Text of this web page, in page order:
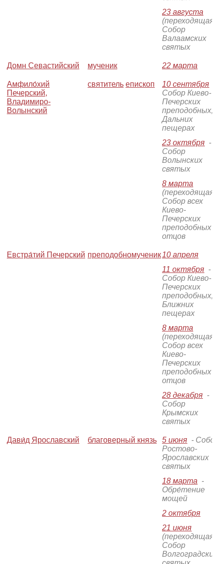
23 августа
(переходящая)
Собор
Валаамских
святых
Домн Севастийский мученик 22 марта
Амфило́хий
Печерский,
Владимиро-
Волынский
святитель епископ 10 сентября
Собор Киево-
Печерских
преподобных,
Дальних
пещерах
23 октября -
Собор
Волынских
святых
8 марта
(переходящая)
Собор всех
Киево-
Печерских
преподобных
отцов
Евстра́тий Печерский преподобномученик10 апреля
11 октября -
Собор Киево-
Печерских
преподобных,
Ближних
пещерах
8 марта
(переходящая)
Собор всех
Киево-
Печерских
преподобных
отцов
28 декабря -
Собор
Крымских
святых
Дави́д Ярославский благоверный князь 5 июня -
Ростово-
Ярославских
святых
18 марта -
Обре́тение
мощей
2 октября
21 июня
(переходящая)
Собор
Волгоградских